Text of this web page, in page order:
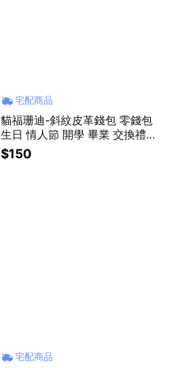
宅配商品
貓福珊迪-斜紋皮革錢包 零錢包
生日 情人節 開學 畢業 交換禮物
聖誕禮物
$150
宅配商品